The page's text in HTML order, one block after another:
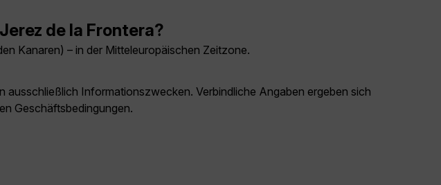
de la Frontera?
Kanaren) – in der Mitteleuropäischen Zeitzone.
ausschließlich Informationszwecken. Verbindliche Angaben ergeben sich
Geschäftsbedingungen.